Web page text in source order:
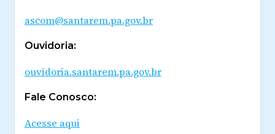
ascom@santarem.pa.gov.br
Ouvidoria:
ouvidoria.santarem.pa.gov.br
Fale Conosco:
Acesse aqui